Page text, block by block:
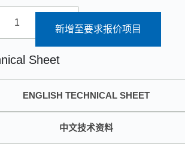
新增至要求报价项目
Sheet
ENGLISH TECHNICAL SHEET
中文技术资料